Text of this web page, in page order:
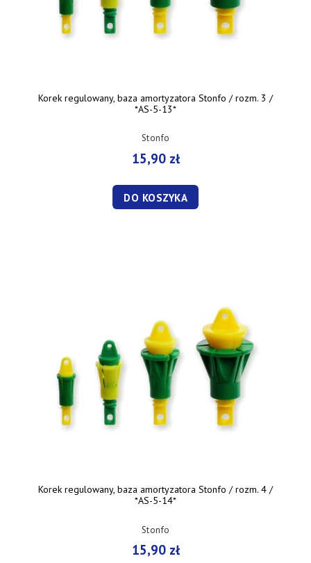
Korek regulowany, baza amortyzatora Stonfo / rozm. 3 /
*AS-5-13*
Stonfo
15,90 zł
DO KOSZYKA
Korek regulowany, baza amortyzatora Stonfo / rozm. 4 /
*AS-5-14*
Stonfo
15,90 zł